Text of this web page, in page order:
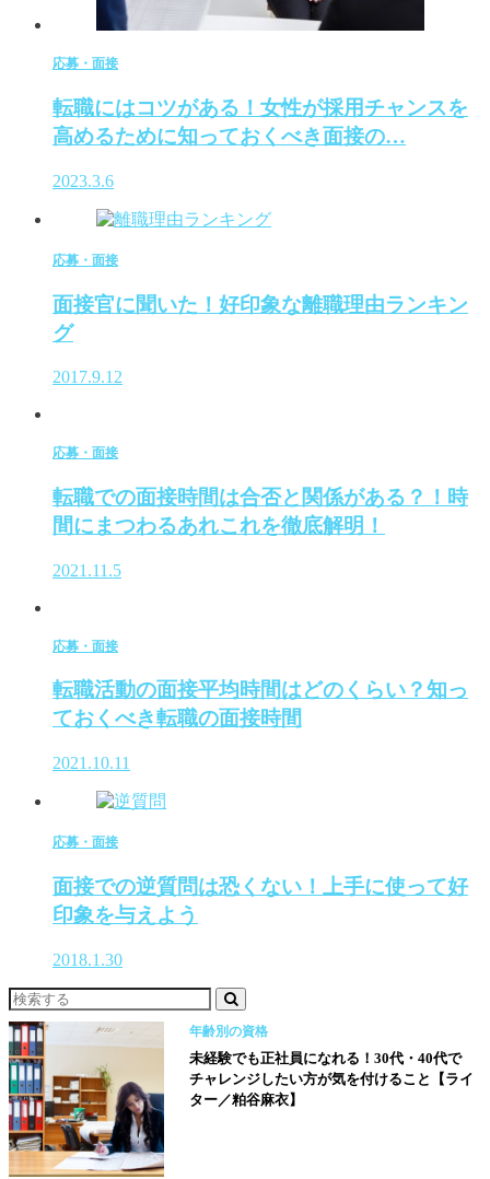
応募・面接
転職にはコツがある！女性が採用チャンスを
高めるために知っておくべき面接の…
2023.3.6
応募・面接
面接官に聞いた！好印象な離職理由ランキン
グ
2017.9.12
応募・面接
転職での面接時間は合否と関係がある？！時
間にまつわるあれこれを徹底解明！
2021.11.5
応募・面接
転職活動の面接平均時間はどのくらい？知っ
ておくべき転職の面接時間
2021.10.11
応募・面接
面接での逆質問は恐くない！上手に使って好
印象を与えよう
2018.1.30
年齢別の資格
未経験でも正社員になれる！30代・40代で
チャレンジしたい方が気を付けること【ライ
ター／粕谷麻衣】